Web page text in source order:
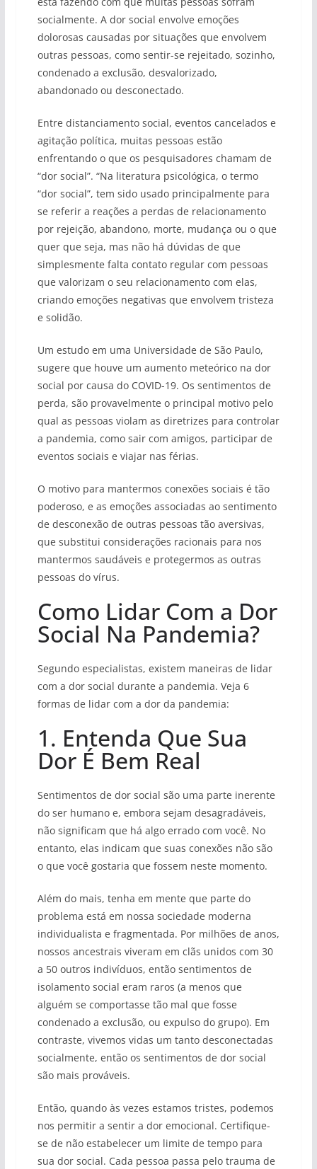
socialmente. A dor social envolve emoções
dolorosas causadas por situações que envolvem
outras pessoas, como sentir-se rejeitado, sozinho,
condenado a exclusão, desvalorizado,
abandonado ou desconectado.
Entre distanciamento social, eventos cancelados e
agitação política, muitas pessoas estão
enfrentando o que os pesquisadores chamam de
“dor social”. “Na literatura psicológica, o termo
“dor social”, tem sido usado principalmente para
se referir a reações a perdas de relacionamento
por rejeição, abandono, morte, mudança ou o que
quer que seja, mas não há dúvidas de que
simplesmente falta contato regular com pessoas
que valorizam o seu relacionamento com elas,
criando emoções negativas que envolvem tristeza
e solidão.
Um estudo em uma Universidade de São Paulo,
sugere que houve um aumento meteórico na dor
social por causa do COVID-19. Os sentimentos de
perda, são provavelmente o principal motivo pelo
qual as pessoas violam as diretrizes para controlar
a pandemia, como sair com amigos, participar de
eventos sociais e viajar nas férias.
O motivo para mantermos conexões sociais é tão
poderoso, e as emoções associadas ao sentimento
de desconexão de outras pessoas tão aversivas,
que substitui considerações racionais para nos
mantermos saudáveis e protegermos as outras
pessoas do vírus.
Como Lidar Com a Dor
Social Na Pandemia?
Segundo especialistas, existem maneiras de lidar
com a dor social durante a pandemia. Veja 6
formas de lidar com a dor da pandemia:
1. Entenda Que Sua
Dor É Bem Real
Sentimentos de dor social são uma parte inerente
do ser humano e, embora sejam desagradáveis,
não significam que há algo errado com você. No
entanto, elas indicam que suas conexões não são
o que você gostaria que fossem neste momento.
Além do mais, tenha em mente que parte do
problema está em nossa sociedade moderna
individualista e fragmentada. Por milhões de anos,
nossos ancestrais viveram em clãs unidos com 30
a 50 outros indivíduos, então sentimentos de
isolamento social eram raros (a menos que
alguém se comportasse tão mal que fosse
condenado a exclusão, ou expulso do grupo). Em
contraste, vivemos vidas um tanto desconectadas
socialmente, então os sentimentos de dor social
são mais prováveis.
Então, quando às vezes estamos tristes, podemos
nos permitir a sentir a dor emocional. Certifique-
se de não estabelecer um limite de tempo para
sua dor social. Cada pessoa passa pelo trauma de